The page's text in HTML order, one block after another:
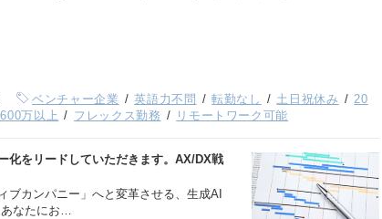
ベンチャー企業 英語力不問 転勤なし 土日祝休み
20
万以上 フレックス勤務 リモートワーク可能
化をリードしていただきます。AX/DX戦
ブカンパニー」へと変革させる、生成AI
あなたにお…